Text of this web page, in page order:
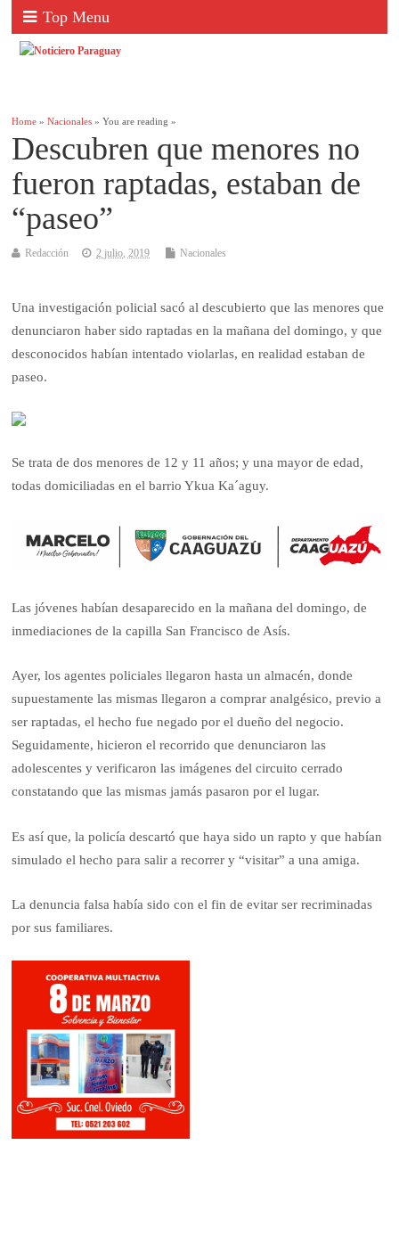
Top Menu
Home »Nacionales » You are reading »
Descubren que menores no
fueron raptadas, estaban de
“paseo”
Redacción 2 julio, 2019 Nacionales
Una investigación policial sacó al descubierto que las menores que
denunciaron haber sido raptadas en la mañana del domingo, y que
desconocidos habían intentado violarlas, en realidad estaban de
paseo.
Se trata de dos menores de 12 y 11 años; y una mayor de edad,
todas domiciliadas en el barrio Ykua Ka´aguy.
Las jóvenes habían desaparecido en la mañana del domingo, de
inmediaciones de la capilla San Francisco de Asís.
Ayer, los agentes policiales llegaron hasta un almacén, donde
supuestamente las mismas llegaron a comprar analgésico, previo a
ser raptadas, el hecho fue negado por el dueño del negocio.
Seguidamente, hicieron el recorrido que denunciaron las
adolescentes y verificaron las imágenes del circuito cerrado
constatando que las mismas jamás pasaron por el lugar.
Es así que, la policía descartó que haya sido un rapto y que habían
simulado el hecho para salir a recorrer y “visitar” a una amiga.
La denuncia falsa había sido con el fin de evitar ser recriminadas
por sus familiares.